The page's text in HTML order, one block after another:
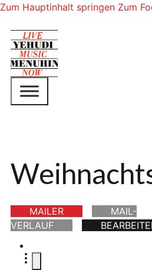
Zum Hauptinhalt springen Zum
MAILER
MAIL-
VERLAUF